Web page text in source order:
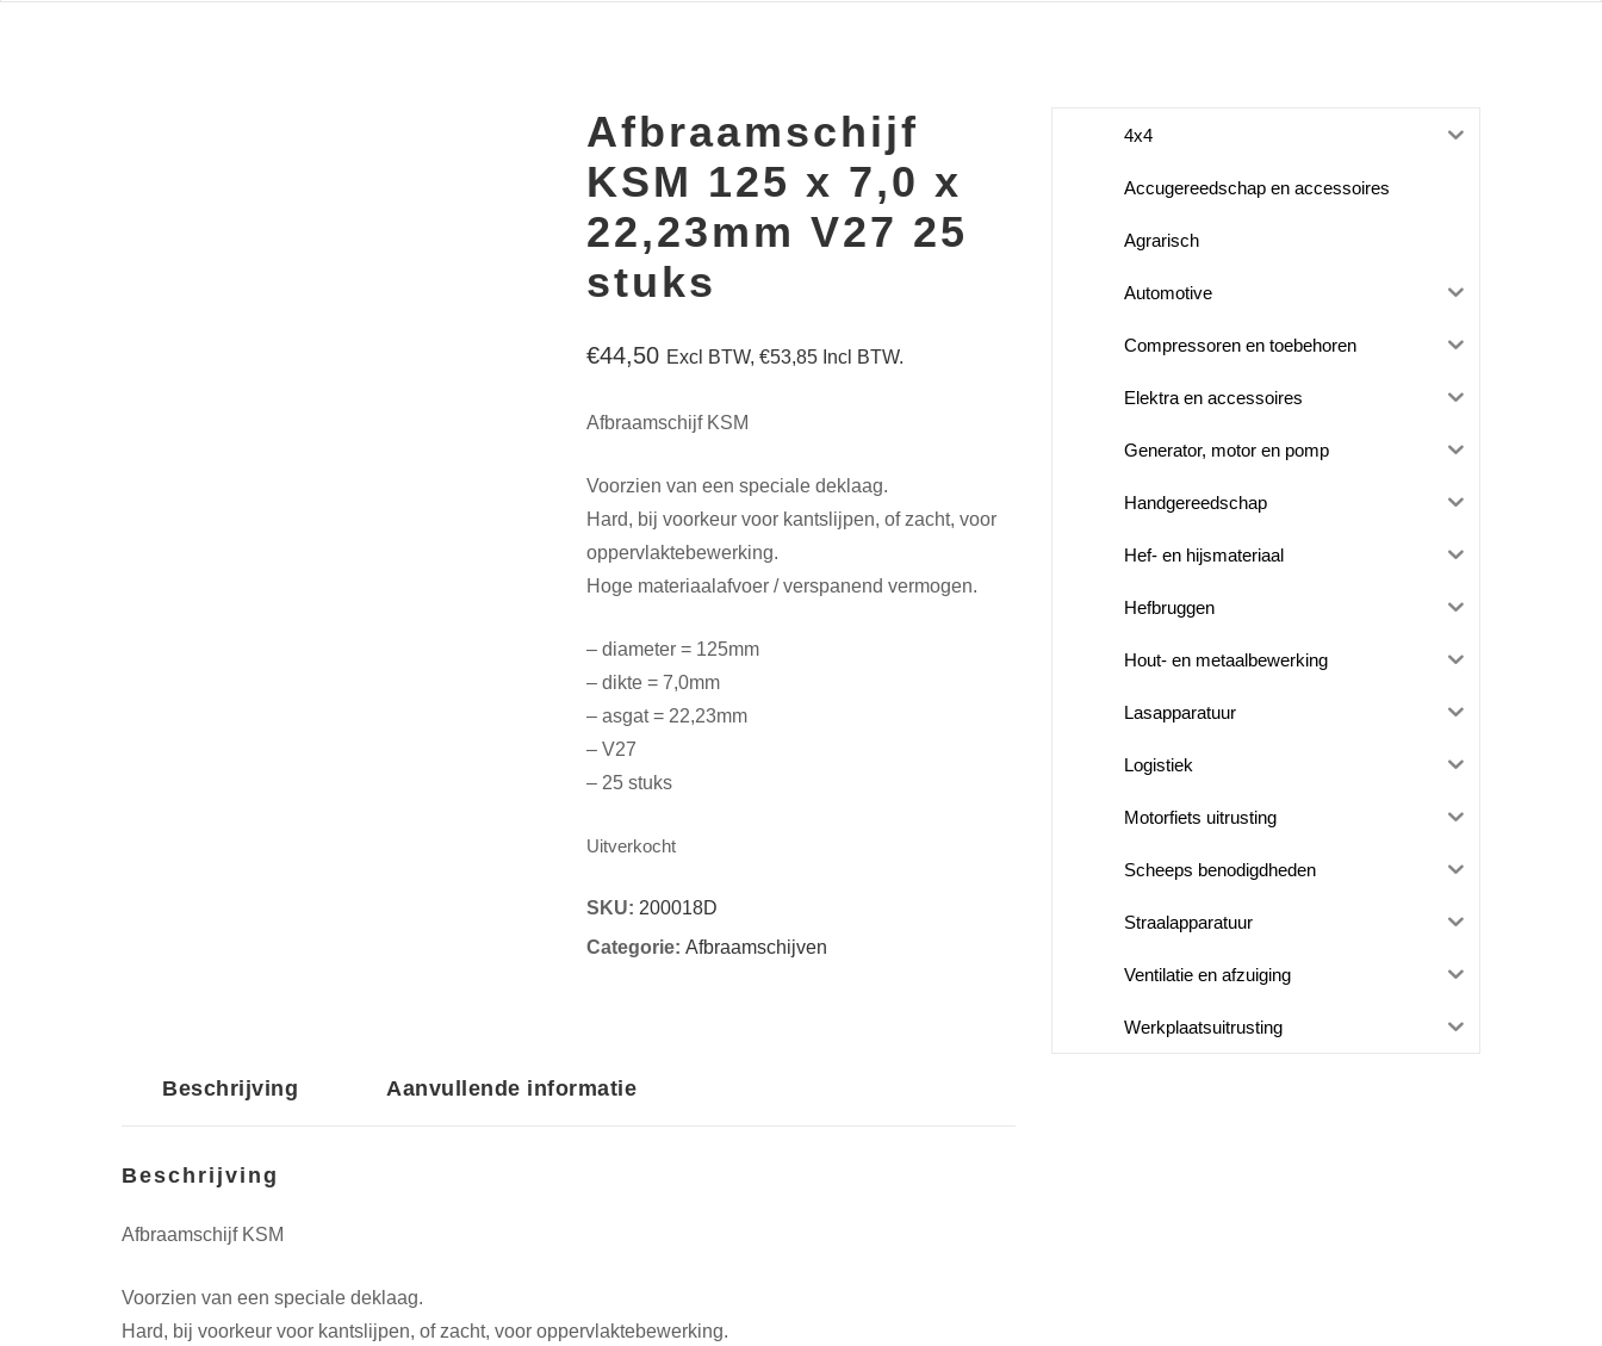
Afbraamschijf
KSM 125 x 7,0 x
22,23mm V27 25
stuks
€44,50 Excl BTW, €53,85 Incl BTW.
Afbraamschijf KSM
Voorzien van een speciale deklaag.
Hard, bij voorkeur voor kantslijpen, of zacht, voor
oppervlaktebewerking.
Hoge materiaalafvoer / verspanend vermogen.
– diameter = 125mm
– dikte = 7,0mm
– asgat = 22,23mm
– V27
– 25 stuks
Uitverkocht
SKU: 200018D
Categorie: Afbraamschijven
Beschrijving Aanvullende informatie
Beschrijving
Afbraamschijf KSM
Voorzien van een speciale deklaag.
Hard, bij voorkeur voor kantslijpen, of zacht, voor oppervlaktebewerking.
4x4
Accugereedschap en accessoires
Agrarisch
Automotive
Compressoren en toebehoren
Elektra en accessoires
Generator, motor en pomp
Handgereedschap
Hef- en hijsmateriaal
Hefbruggen
Hout- en metaalbewerking
Lasapparatuur
Logistiek
Motorfiets uitrusting
Scheeps benodigdheden
Straalapparatuur
Ventilatie en afzuiging
Werkplaatsuitrusting